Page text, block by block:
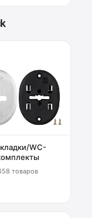
WC-
товаров